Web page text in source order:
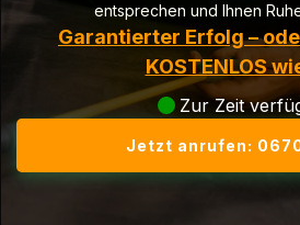
entsprechen und Ihnen
Garantierter Erfolg –
KOSTENLOS
Zur Zeit
Jetzt anrufen: